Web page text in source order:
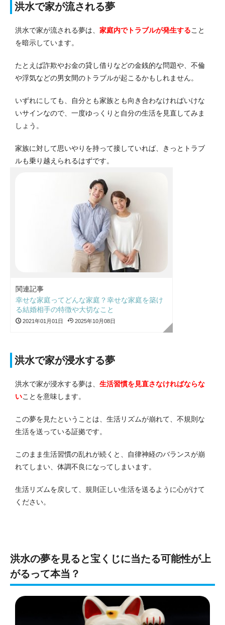
洪水で家が流される夢
洪水で家が流される夢は、 家庭内でトラブルが発生すること
を暗示しています。
たとえば詐欺やお金の貸し借りなどの金銭的な問題や、不倫
や浮気などの男女間のトラブルが起こるかもしれません。
いずれにしても、自分とも家族とも向き合わなければいけな
いサインなので、一度ゆっくりと自分の生活を見直してみま
しょう。
家族に対して思いやりを持って接していれば、きっとトラブ
ルも乗り越えられるはずです。
関連記事
幸せな家庭ってどんな家庭？幸せな家庭を築け
る結婚相手の特徴や大切なこと
2021年01月01日 2025年10月08日
洪水で家が浸水する夢
洪水で家が浸水する夢は、 生活習慣を見直さなければならな
いことを意味します。
この夢を見たということは、生活リズムが崩れて、不規則な
生活を送っている証拠です。
このまま生活習慣の乱れが続くと、自律神経のバランスが崩
れてしまい、体調不良になってしまいます。
生活リズムを戻して、規則正しい生活を送るように心がけて
ください。
洪水の夢を見ると宝くじに当たる可能性が上
がるって本当？